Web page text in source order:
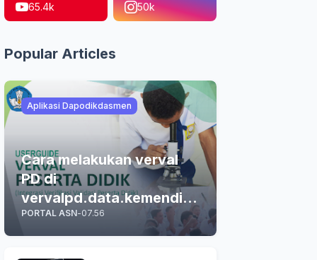
65.4k 50k
Popular Articles
Aplikasi Dapodikdasmen
Cara melakukan verval
PD di
vervalpd.data.kemendikd
asmen.go.id
PORTAL ASN-07.56